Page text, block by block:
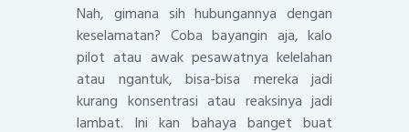
Nah, gimana sih hubungannya dengan
keselamatan? Coba bayangin aja, kalo
pilot atau awak pesawatnya kelelahan
atau ngantuk, bisa-bisa mereka jadi
kurang konsentrasi atau reaksinya jadi
lambat. Ini kan bahaya banget buat